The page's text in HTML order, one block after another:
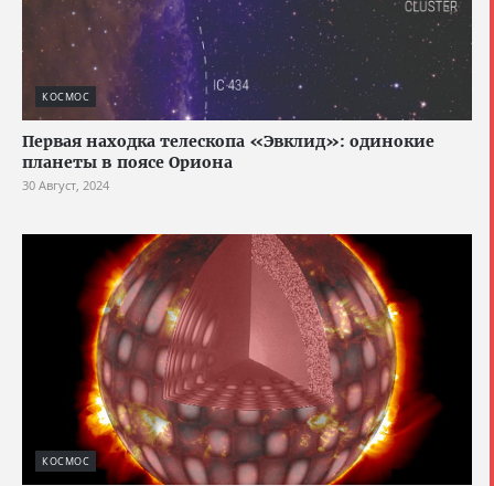
КОСМОС
Первая находка телескопа «Эвклид»: одинокие
планеты в поясе Ориона
30 Август, 2024
КОСМОС